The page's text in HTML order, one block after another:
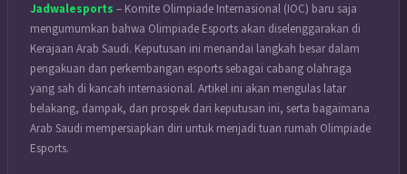
Jadwalesports – Komite Olimpiade Internasional (IOC) baru saja
mengumumkan bahwa Olimpiade Esports akan diselenggarakan di
Kerajaan Arab Saudi. Keputusan ini menandai langkah besar dalam
pengakuan dan perkembangan esports sebagai cabang olahraga
yang sah di kancah internasional. Artikel ini akan mengulas latar
belakang, dampak, dan prospek dari keputusan ini, serta bagaimana
Arab Saudi mempersiapkan diri untuk menjadi tuan rumah Olimpiade
Esports.